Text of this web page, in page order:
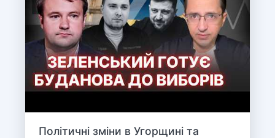
Політичні зміни в Угорщині та